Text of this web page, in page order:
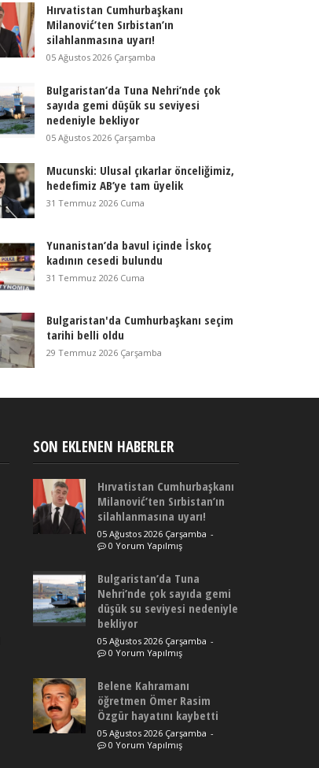
Hırvatistan Cumhurbaşkanı
Milanović’ten Sırbistan’ın
silahlanmasına uyarı!
05 Ağustos 2026 Çarşamba
Bulgaristan’da Tuna Nehri’nde çok
sayıda gemi düşük su seviyesi
nedeniyle bekliyor
05 Ağustos 2026 Çarşamba
Mucunski: Ulusal çıkarlar önceliğimiz,
hedefimiz AB’ye tam üyelik
31 Temmuz 2026 Cuma
Yunanistan’da bavul içinde İskoç
kadının cesedi bulundu
31 Temmuz 2026 Cuma
Bulgaristan'da Cumhurbaşkanı seçim
tarihi belli oldu
29 Temmuz 2026 Çarşamba
SON EKLENEN HABERLER
Hırvatistan Cumhurbaşkanı
Milanović’ten Sırbistan’ın
silahlanmasına uyarı!
05 Ağustos 2026 Çarşamba -
0 Yorum Yapılmış
Bulgaristan’da Tuna
Nehri’nde çok sayıda gemi
düşük su seviyesi nedeniyle
bekliyor
05 Ağustos 2026 Çarşamba -
0 Yorum Yapılmış
Belene Kahramanı
öğretmen Ömer Rasim
Özgür hayatını kaybetti
05 Ağustos 2026 Çarşamba -
0 Yorum Yapılmış